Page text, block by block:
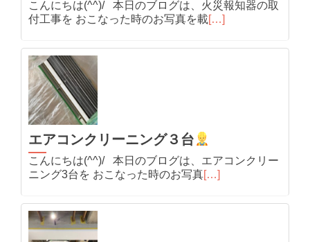
こんにちは(^^)/ 本日のブログは、火災報知器の取
付工事を おこなった時のお写真を載[…]
エアコンクリーニング３台
こんにちは(^^)/ 本日のブログは、エアコンクリー
ニング3台を おこなった時のお写真[…]